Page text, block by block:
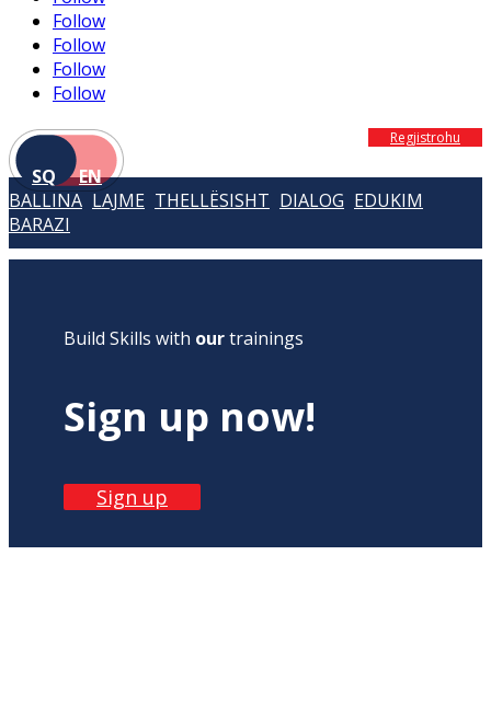
Follow
Follow
Follow
Follow
SQ EN
Regjistrohu
BALLINA LAJME THELLËSISHT DIALOG EDUKIM
BARAZI
Build Skills with ourtrainings
Sign up now!
Sign up